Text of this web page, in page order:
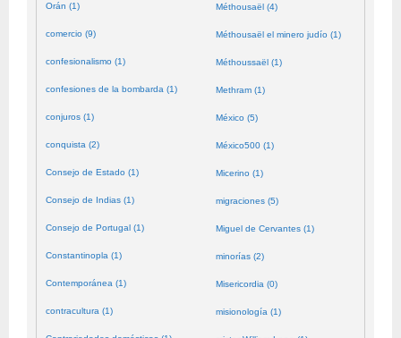
Orán (1)
comercio (9)
confesionalismo (1)
confesiones de la bombarda (1)
conjuros (1)
conquista (2)
Consejo de Estado (1)
Consejo de Indias (1)
Consejo de Portugal (1)
Constantinopla (1)
Contemporánea (1)
contracultura (1)
Méthousaël (4)
Méthousaël el minero judío (1)
Méthoussaël (1)
Methram (1)
México (5)
México500 (1)
Micerino (1)
migraciones (5)
Miguel de Cervantes (1)
minorías (2)
Misericordia (0)
misionología (1)